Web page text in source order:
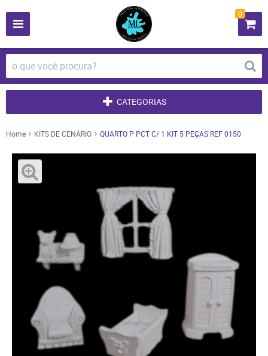
0
CATEGORIAS
Home KITS DE CENÁRIO QUARTO P PCT C/ 1 KIT 5 PEÇAS REF 0150